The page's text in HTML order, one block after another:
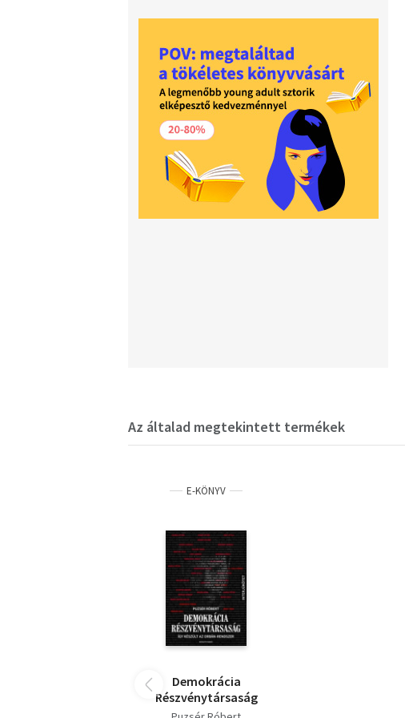
Az általad megtekintett termékek
E-KÖNYV
Demokrácia
Részvénytársaság